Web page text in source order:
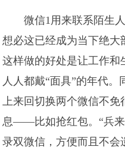
微信1用来联系陌生
想必这已经成为当下绝大
这样做的好处是让工作和
人人都戴“面具”的年代
上来回切换两个微信不
息——比如抢红包。“兵来
录双微信，方便而且不会